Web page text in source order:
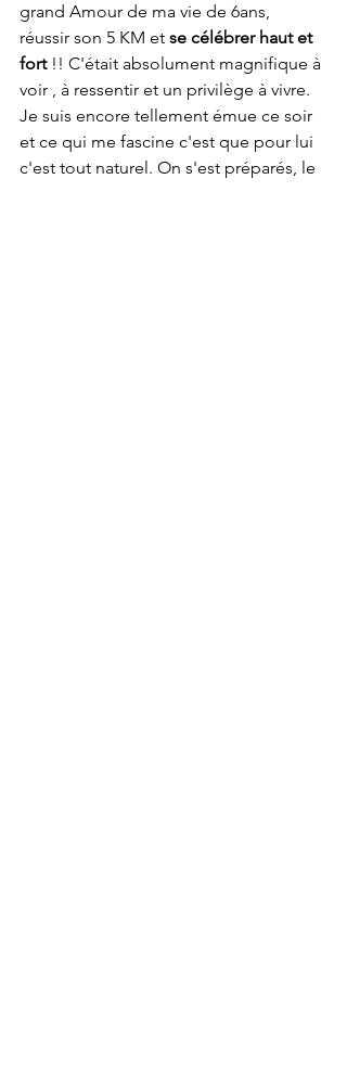
grand Amour de ma vie de 6ans,
réussir son 5 KM et se célébrer haut et
fort !! C'était absolument magnifique à
voir , à ressentir et un privilège à vivre.
Je suis encore tellement émue ce soir
et ce qui me fascine c'est que pour lui
c'est tout naturel. On s'est préparés, le